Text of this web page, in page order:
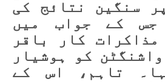
سنگین نتائج کی
جس کے جواب میں
کار باقر
کو ہوشیار
تاہم، اس کے